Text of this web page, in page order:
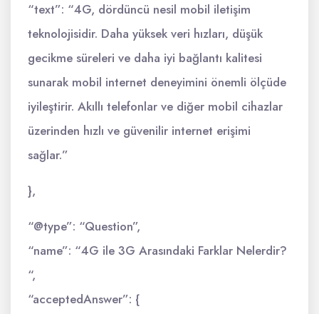
“text”: “4G, dördüncü nesil mobil iletişim
teknolojisidir. Daha yüksek veri hızları, düşük
gecikme süreleri ve daha iyi bağlantı kalitesi
sunarak mobil internet deneyimini önemli ölçüde
iyileştirir. Akıllı telefonlar ve diğer mobil cihazlar
üzerinden hızlı ve güvenilir internet erişimi
sağlar.”
},
“@type”: “Question”,
“name”: “4G ile 3G Arasındaki Farklar Nelerdir?
“,
“acceptedAnswer”: {